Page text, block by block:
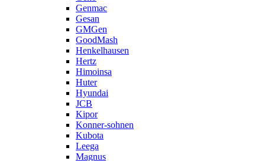
Genmac
Gesan
GMGen
GoodMash
Henkelhausen
Hertz
Himoinsa
Huter
Hyundai
JCB
Kipor
Konner-sohnen
Kubota
Leega
Magnus